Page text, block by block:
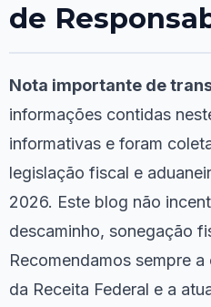
de
Nota importante de
informações contidas
informativas e foram
legislação fiscal e
2026. Este blog não
descaminho, sonegação
Recomendamos sempre
da Receita Federal e a